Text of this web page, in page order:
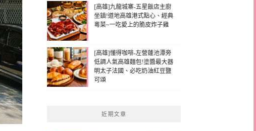
[高雄]九龍城寨-五星飯店主廚
坐鎮!道地高雄港式點心、經典
粵菜~一吃愛上的脆皮炸子雞
[高雄]懂得咖啡-左營蓮池潭旁
低調人氣高雄麵包!塗醬最大器
明太子法國、必吃奶油紅豆鹽
可頌
近期文章